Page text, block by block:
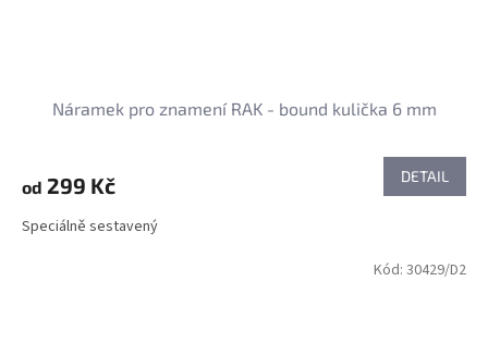
Náramek pro znamení RAK - bound kulička 6 mm
od 299 Kč DETAIL
Speciálně sestavený
Kód: 30429/D2